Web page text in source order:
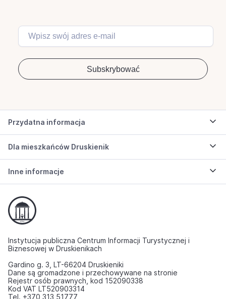
Przydatna informacja
Dla mieszkańców Druskienik
Inne informacje
Instytucja publiczna Centrum Informacji Turystycznej i
Biznesowej w Druskienikach
Gardino g. 3, LT-66204 Druskieniki
Dane są gromadzone i przechowywane na stronie
Rejestr osób prawnych, kod 152090338
Kod VAT LT520903314
Tel. +370 313 51777